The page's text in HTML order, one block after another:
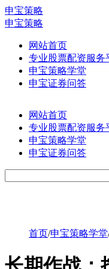
申宝策略
申宝策略
网站首页
专业股票配资服务
申宝策略学堂
申宝证券问答
网站首页
专业股票配资服务
申宝策略学堂
申宝证券问答
首页/申宝策略学堂